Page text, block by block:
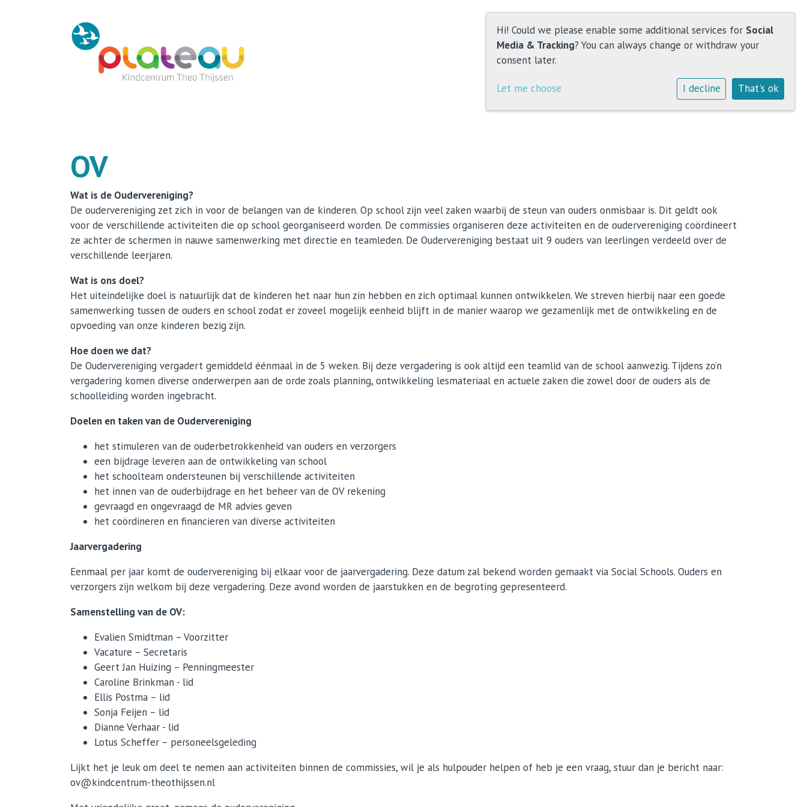
OV
Wat is de Oudervereniging?
De oudervereniging zet zich in voor de belangen van de kinderen. Op school zijn veel zaken waarbij de steun van ouders onmisbaar is. Dit geldt ook
voor de verschillende activiteiten die op school georganiseerd worden. De commissies organiseren deze activiteiten en de oudervereniging coördineert
ze achter de schermen in nauwe samenwerking met directie en teamleden. De Oudervereniging bestaat uit 9 ouders van leerlingen verdeeld over de
verschillende leerjaren.
Wat is ons doel?
Het uiteindelijke doel is natuurlijk dat de kinderen het naar hun zin hebben en zich optimaal kunnen ontwikkelen. We streven hierbij naar een goede
samenwerking tussen de ouders en school zodat er zoveel mogelijk eenheid blijft in de manier waarop we gezamenlijk met de ontwikkeling en de
opvoeding van onze kinderen bezig zijn.
Hoe doen we dat?
De Oudervereniging vergadert gemiddeld éénmaal in de 5 weken. Bij deze vergadering is ook altijd een teamlid van de school aanwezig. Tijdens zo’n
vergadering komen diverse onderwerpen aan de orde zoals planning, ontwikkeling lesmateriaal en actuele zaken die zowel door de ouders als de
schoolleiding worden ingebracht.
Doelen en taken van de Oudervereniging
het stimuleren van de ouderbetrokkenheid van ouders en verzorgers
een bijdrage leveren aan de ontwikkeling van school
het schoolteam ondersteunen bij verschillende activiteiten
het innen van de ouderbijdrage en het beheer van de OV rekening
gevraagd en ongevraagd de MR advies geven
het coördineren en financieren van diverse activiteiten
Jaarvergadering
Eenmaal per jaar komt de oudervereniging bij elkaar voor de jaarvergadering. Deze datum zal bekend worden gemaakt via Social Schools. Ouders en
verzorgers zijn welkom bij deze vergadering. Deze avond worden de jaarstukken en de begroting gepresenteerd.
Samenstelling van de OV:
Evalien Smidtman – Voorzitter
Vacature – Secretaris
Geert Jan Huizing – Penningmeester
Caroline Brinkman - lid
Ellis Postma – lid
Sonja Feijen – lid
Dianne Verhaar - lid
Lotus Scheffer – personeelsgeleding
Lijkt het je leuk om deel te nemen aan activiteiten binnen de commissies, wil je als hulpouder helpen of heb je een vraag, stuur dan je bericht naar:
ov@kindcentrum-theothijssen.nl
Hi! Could we please enable some additional services for Social
Media & Tracking? You can always change or withdraw your
consent later.
Let me choose I decline That's ok